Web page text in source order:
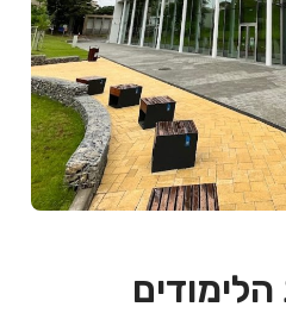
הלימודים